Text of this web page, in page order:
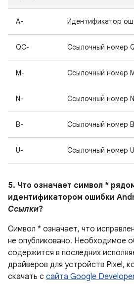
A- Идентификатор
QC- Ссылочный номер
M- Ссылочный номер
N- Ссылочный номер
B- Ссылочный номер
U- Ссылочный номер
5. Что означает символ *
идентификатором ошибки
Ссылки?
Символ * означает, что
не опубликовано. Необходимое
содержится в последних
драйверов для устройств Pixel,
скачать с сайта Google